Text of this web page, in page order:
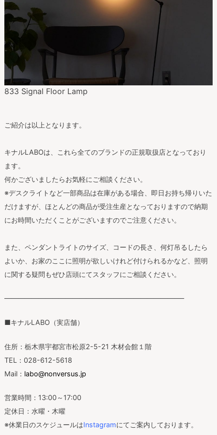
833 Signal Floor Lamp
ご紹介は以上となります。
キナルLABOは、これら全てのブランドの正規取扱店となっており
ます。
何かございましたらお気軽にご相談ください。
※デスクライトなど一部商品は在庫がある場合、即日お持ち帰りいた
だけますが、ほとんどの商品が受注生産となっておりますので納期
にお時間いただくことがございますのでご注意ください。
また、ペンダントライトのサイズ、コードの長さ、何灯吊るしたら
よいか、お家のここに照明が欲しいけれど付けられるかなど、照明
に関する疑問もぜひ店頭にてスタッフにご相談ください。
——————————————————————————–
■キナルLABO（実店舗）
住所：栃木県宇都宮市松原2-5-21 木材会館１階
TEL：028-612-5618
Mail： labo@nonversus.jp
営業時間：13:00～17:00
定休日：水曜・木曜
※休業日のスケジュールはInstagramにてご案内しております。